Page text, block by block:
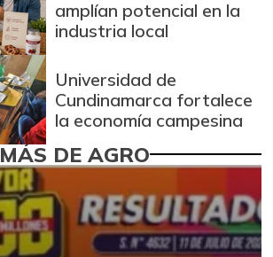
amplían potencial en la
industria local
Universidad de
Cundinamarca fortalece
la economía campesina
MÁS DE AGRO